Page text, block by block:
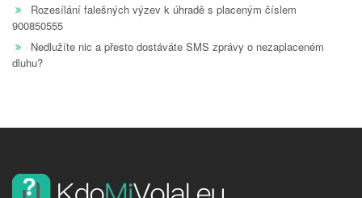
Rozesílání falešných výzev k úhradě s placeným číslem
900850555
Nedlužíte nic a přesto dostáváte SMS zprávy o nezaplaceném
dluhu?